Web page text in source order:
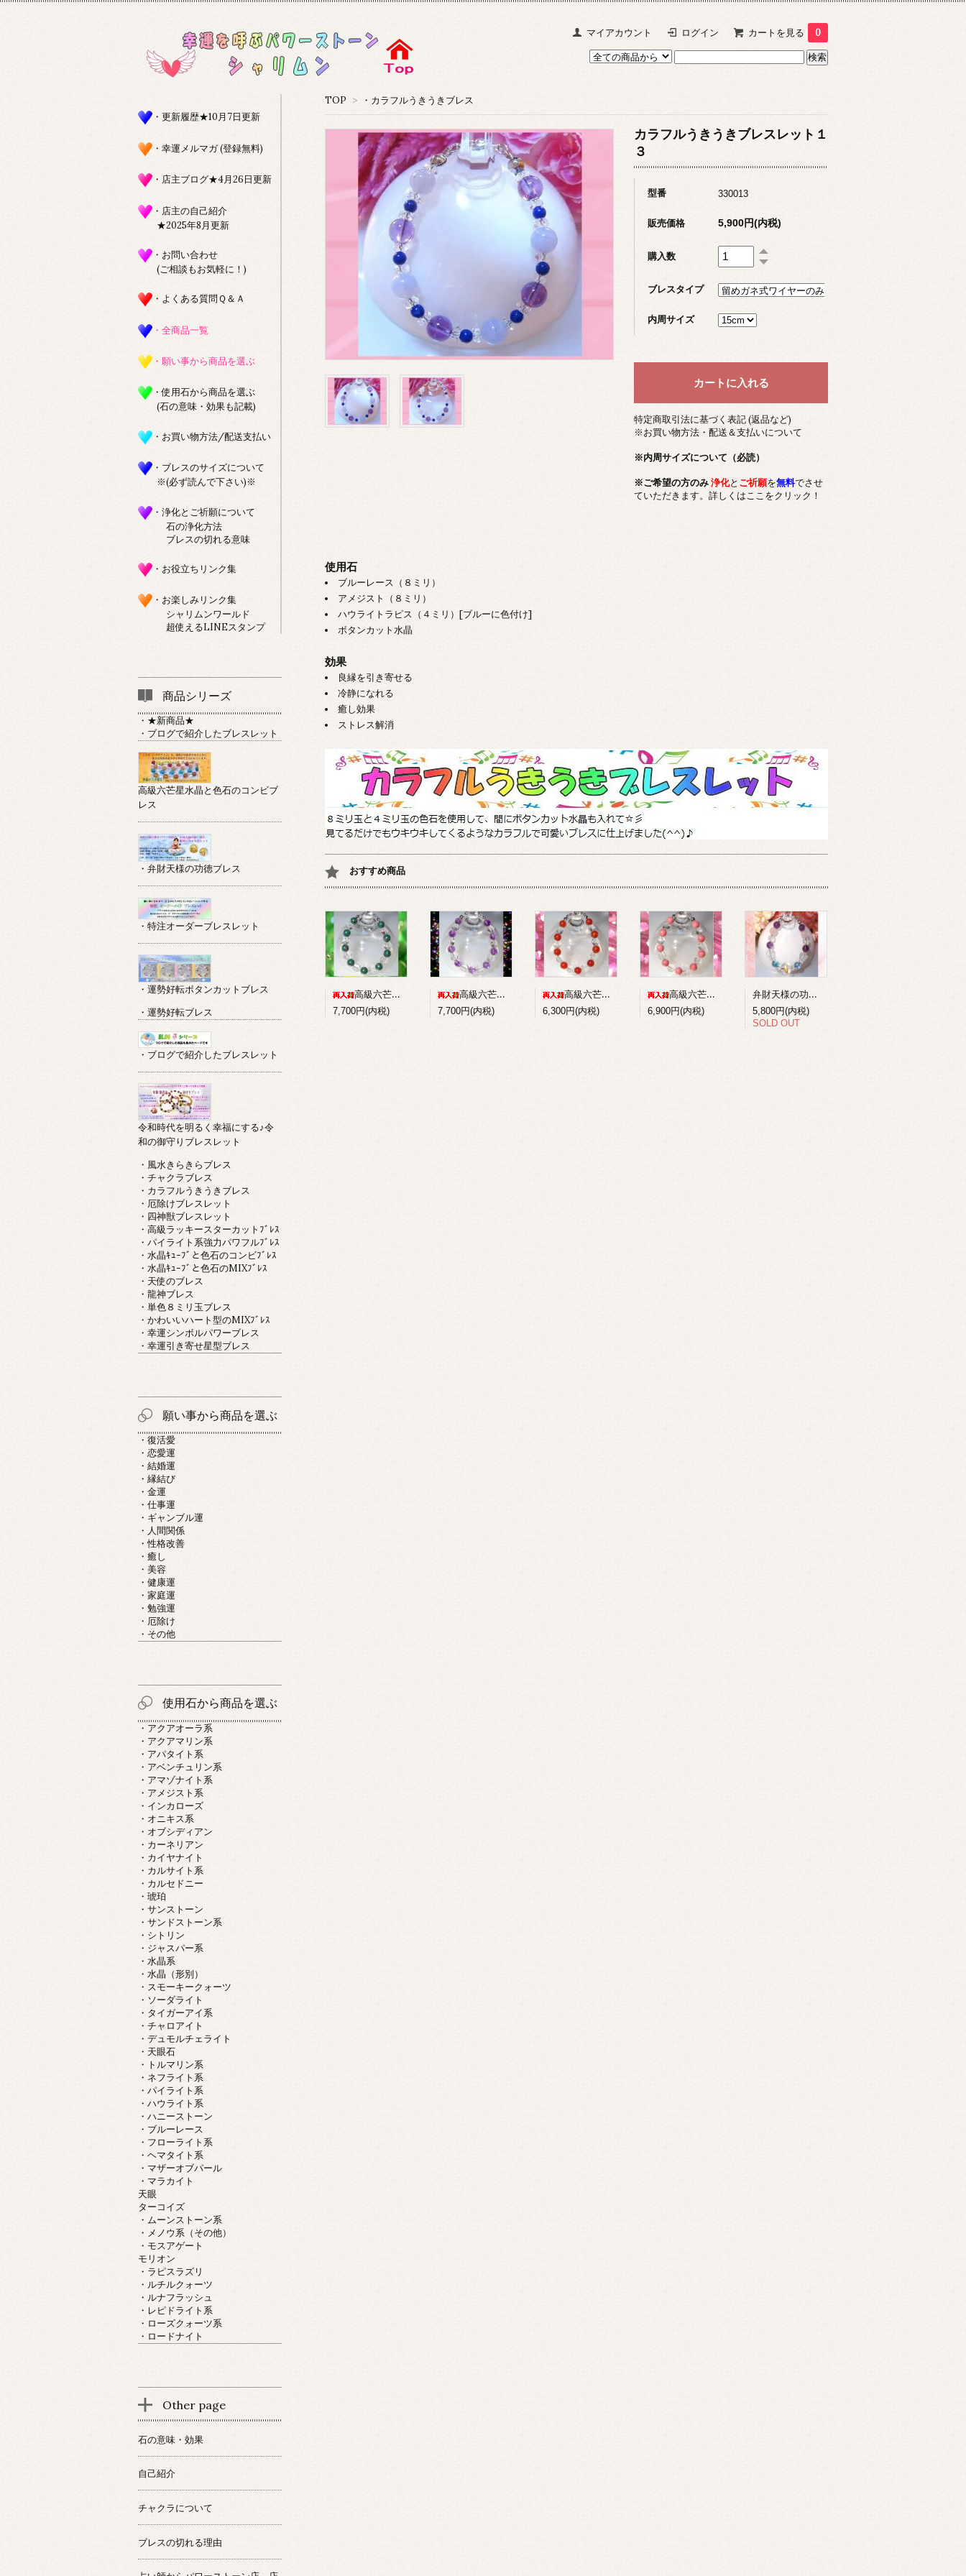
マイアカウント ログイン カートを見る 0
TOP > ・カラフルうきうきブレス
カラフルうきうきブレスレット１
３
型番 330013
販売価格 5,900円(内税)
購入数
ブレスタイプ
内周サイズ
特定商取引法に基づく表記 (返品など)
※お買い物方法・配送＆支払いについて
※内周サイズについて（必読）
※ご希望の方のみ浄化と ご祈願を無料でさせ
ていただきます。詳しくはここをクリック！
使用石
ブルーレース（８ミリ）
アメジスト（８ミリ）
ハウライトラピス（４ミリ）[ブルーに色付け]
ボタンカット水晶
効果
良縁を引き寄せる
冷静になれる
癒し効果
ストレス解消
おすすめ商品
高級六芒星水晶+パイライトインマラカイトのコンビブレスレット
7,700円(内税)
高級六芒星水晶+アメジストのコンビブレスレット
7,700円(内税)
高級六芒星水晶+赤メノウのコンビブレスレット
6,300円(内税)
高級六芒星水晶+ロードナイトのコンビブレスレット
6,900円(内税)
弁財天様の功徳を得る梵字ブレスレット１
5,800円(内税)
SOLD OUT
・更新履歴★10月7日更新
・幸運メルマガ (登録無料)
・店主ブログ★4月26日更新
・店主の自己紹介
★2025年8月更新
・お問い合わせ
(ご相談もお気軽に！)
・よくある質問Ｑ＆Ａ
・全商品一覧
・願い事から商品を選ぶ
・使用石から商品を選ぶ
(石の意味・効果も記載)
・お買い物方法/配送支払い
・ブレスのサイズについて
※(必ず読んで下さい)※
・浄化とご祈願について
石の浄化方法
ブレスの切れる意味
・お役立ちリンク集
・お楽しみリンク集
シャリムンワールド
超使えるLINEスタンプ
商品シリーズ
・★新商品★
・ブログで紹介したブレスレット
高級六芒星水晶と色石のコンビブ
レス
・弁財天様の功徳ブレス
・特注オーダーブレスレット
・運勢好転ボタンカットブレス
・運勢好転ブレス
・ブログで紹介したブレスレット
令和時代を明るく幸福にする♪令
和の御守りブレスレット
・風水きらきらブレス
・チャクラブレス
・カラフルうきうきブレス
・厄除けブレスレット
・四神獣ブレスレット
・高級ラッキースターカットﾌﾞﾚｽ
・パイライト系強力パワフルﾌﾞﾚｽ
・水晶ｷｭｰﾌﾞと色石のコンビﾌﾞﾚｽ
・水晶ｷｭｰﾌﾞと色石のMIXﾌﾞﾚｽ
・天使のブレス
・龍神ブレス
・単色８ミリ玉ブレス
・かわいいハート型のMIXﾌﾞﾚｽ
・幸運シンボルパワーブレス
・幸運引き寄せ星型ブレス
願い事から商品を選ぶ
・復活愛
・恋愛運
・結婚運
・縁結び
・金運
・仕事運
・ギャンブル運
・人間関係
・性格改善
・癒し
・美容
・健康運
・家庭運
・勉強運
・厄除け
・その他
使用石から商品を選ぶ
・アクアオーラ系
・アクアマリン系
・アパタイト系
・アベンチュリン系
・アマゾナイト系
・アメジスト系
・インカローズ
・オニキス系
・オブシディアン
・カーネリアン
・カイヤナイト
・カルサイト系
・カルセドニー
・琥珀
・サンストーン
・サンドストーン系
・シトリン
・ジャスパー系
・水晶系
・水晶（形別）
・スモーキークォーツ
・ソーダライト
・タイガーアイ系
・チャロアイト
・デュモルチェライト
・天眼石
・トルマリン系
・ネフライト系
・パイライト系
・ハウライト系
・ハニーストーン
・ブルーレース
・フローライト系
・ヘマタイト系
・マザーオブパール
・マラカイト
天眼
ターコイズ
・ムーンストーン系
・メノウ系（その他）
・モスアゲート
モリオン
・ラピスラズリ
・ルチルクォーツ
・ルナフラッシュ
・レピドライト系
・ローズクォーツ系
・ロードナイト
Other page
石の意味・効果
自己紹介
チャクラについて
ブレスの切れる理由